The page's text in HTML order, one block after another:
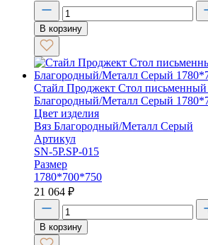
В корзину
Стайл Проджект Стол письменный
Благородный/Металл Серый
Цвет изделия
Вяз Благородный/Металл Серый
Артикул
SN-5P.SP-015
Размер
1780*700*750
21 064 ₽
В корзину